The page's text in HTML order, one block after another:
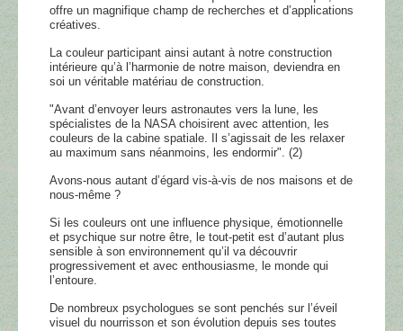
offre un magnifique champ de recherches et d’applications
créatives.
La couleur participant ainsi autant à notre construction
intérieure qu’à l’harmonie de notre maison, deviendra en
soi un véritable matériau de construction.
"Avant d’envoyer leurs astronautes vers la lune, les
spécialistes de la NASA choisirent avec attention, les
couleurs de la cabine spatiale. Il s’agissait de les relaxer
au maximum sans néanmoins, les endormir". (2)
Avons-nous autant d’égard vis-à-vis de nos maisons et de
nous-même ?
Si les couleurs ont une influence physique, émotionnelle
et psychique sur notre être, le tout-petit est d’autant plus
sensible à son environnement qu’il va découvrir
progressivement et avec enthousiasme, le monde qui
l’entoure.
De nombreux psychologues se sont penchés sur l’éveil
visuel du nourrisson et son évolution depuis ses toutes